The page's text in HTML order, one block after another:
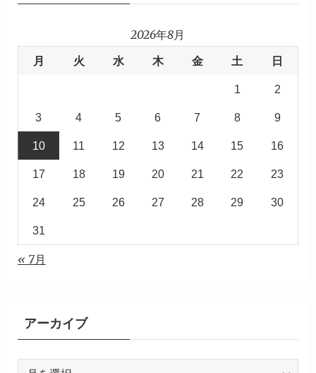
2026年8月
月
火 水 木 金 土 日
1 2
3 4 5 6 7 8 9
10 11 12 13 14 15 16
17 18 19 20 21 22 23
24 25 26 27 28 29 30
31
« 7月
アーカイブ